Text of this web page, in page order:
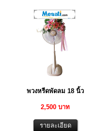
พวงหรีดพัดลม 18 นิ้ว
2,500 บาท